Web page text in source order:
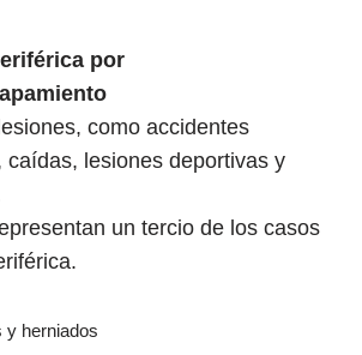
por
como accidentes
caídas, lesiones deportivas y
un tercio de los casos
y herniados